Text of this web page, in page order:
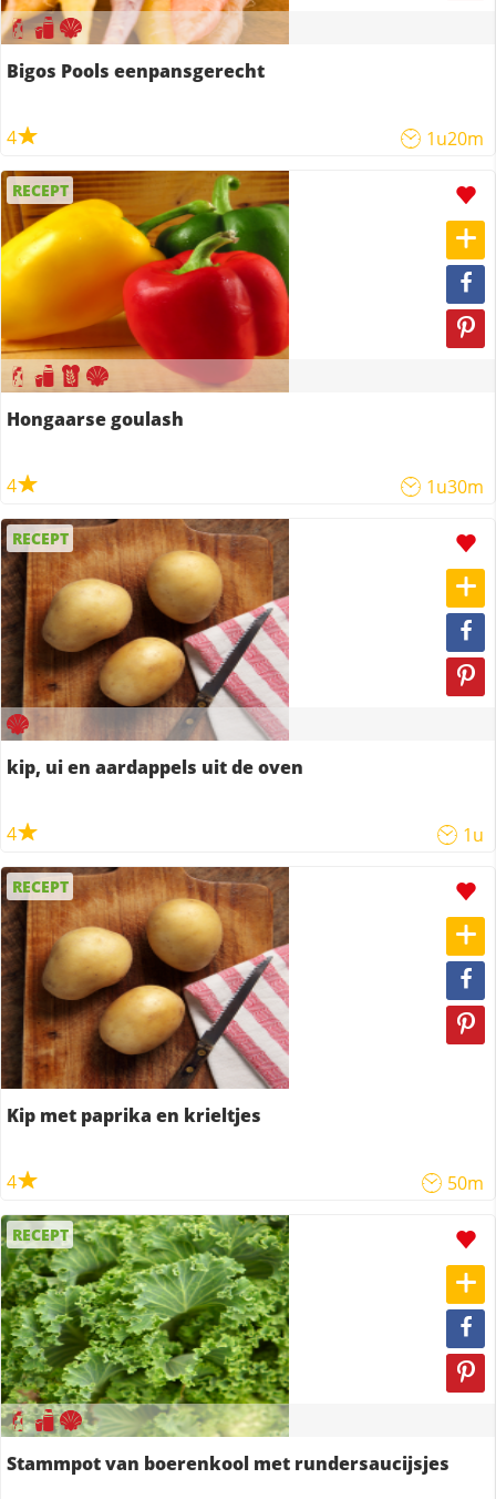
Bigos Pools eenpansgerecht
4 1u20m
RECEPT
Hongaarse goulash
4 1u30m
RECEPT
kip, ui en aardappels uit de oven
4 1u
RECEPT
Kip met paprika en krieltjes
4 50m
RECEPT
Stammpot van boerenkool met rundersaucijsjes